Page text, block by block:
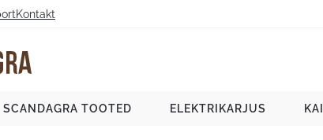
Kontakt
SCANDAGRA TOOTED ELEKTRIKARJUS